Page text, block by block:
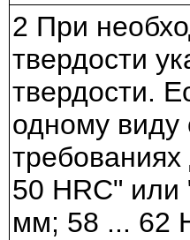
2 При
твердости
твердости.
одному виду
50 HRC"
мм; 58 ... 62